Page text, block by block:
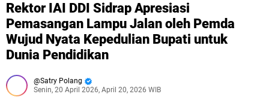
Rektor IAI DDI Sidrap Apresiasi
Pemasangan Lampu Jalan oleh Pemda
Wujud Nyata Kepedulian Bupati untuk
Dunia Pendidikan
Satry Polang
Senin, 20 April 2026, April 20, 2026 WIB